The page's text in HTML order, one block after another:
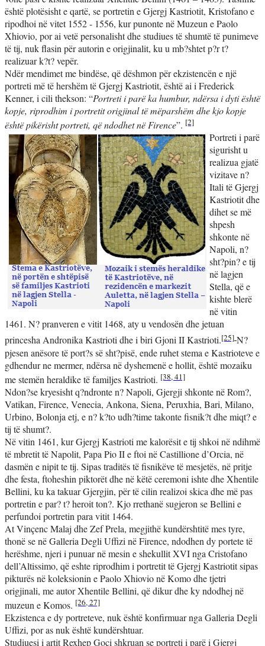
është plotësisht e qartë, se portretin e Gjergj Kastriotit, Kristofano e
ripodhoi në vitet 1552 - 1556, kur punonte në Muzeun e Paolo
Xhiovio, por ai vetë personalisht dhe studiues të shumtë të punimeve
të tij, nuk flasin për autorin e origjinalit, ku u mb?shtet p?r t?
realizuar k?t? vepër.
Ndër mendimet me bindëse, që dëshmon për ekzistencën e një
portreti më të hershëm të Gjergj Kastriotit, është ai i Frederick
Kenner, i cili thekson: “Portreti i parë ka humbur, ndërsa i dyti është
kopje, riprodhim i portretit origjinal të mëparshëm dhe kjo kopje
është pikërisht portreti, që ndodhet në Firence”. [2]
Portreti i parë
sigurisht u
realizua gjatë
vizitave n?
Itali të Gjergj
Kastriotit dhe
dihet se më
shpesh
shkonte në
Napoli, n?
sht?pin? e tij
në lagjen
Stella, që e
kishte blerë
në vitin
1461. N? pranveren e vitit 1468, aty u vendosën dhe jetuan
princesha Andronika Kastrioti dhe i biri Gjoni II Kastrioti.[25] N?
pjesen anësore të port?s së sht?pisë, ende ruhet stema e Kastrioteve e
gdhendur ne mermer, ndërsa në dyshemenë e hollit, është mozaiku
me stemën heraldike të familjes Kastrioti. [38, 41]
Ndon?se kryesisht q?ndronte n? Napoli, Gjergji shkonte në Rom?,
Vatikan, Firence, Venecia, Ankona, Siena, Peruxhia, Bari, Milano,
Urbino, Bolonja etj, e n? k?to udh?time takonte fisnik?t dhe miqt? e
tij të shumt?.
Në vitin 1461, kur Gjergj Kastrioti me kalorësit e tij shkoi në ndihmë
të mbretit të Napolit, Papa Pio II e ftoi në Castillione d’Orcia, në
dasmën e nipit te tij. Sipas traditës të fisnikëve të mesjetës, në pritje
dhe festa, ftoheshin piktorët dhe në këtë ceremoni ishte dhe Xhentile
Bellini, ku ka takuar Gjergjin, për të cilin realizoi skica dhe më pas
portretin e par? t? heroit ton?. Kjo rrethanë sugjeron se Bellini e
perfundoi portretin para vitit 1464.
At Vinçenc Malaj dhe Zef Prela, megjithë kundërshtitë mes tyre,
thonë se në Galleria Degli Uffizi në Firence, ndodhen dy portete të
herëshme, njeri i punuar në mesin e shekullit XVI nga Cristofano
dell’Altissimo, që eshte riprodhim i portretit të Gjergj Kastriotit sipas
pikturës në koleksionin e Paolo Xhiovio në Komo dhe tjetri
origjinali, me autor Xhentile Bellini, që dikur dhe ky ndodhej në
muzeun e Komos. [26, 27]
Ekzistenca e dy portreteve, nuk është konfirmuar nga Galleria Degli
Uffizi, por as nuk është kundërshtuar.
Studiuesi i artit Rexhep Goci shkruan se portreti i parë i Gjergj